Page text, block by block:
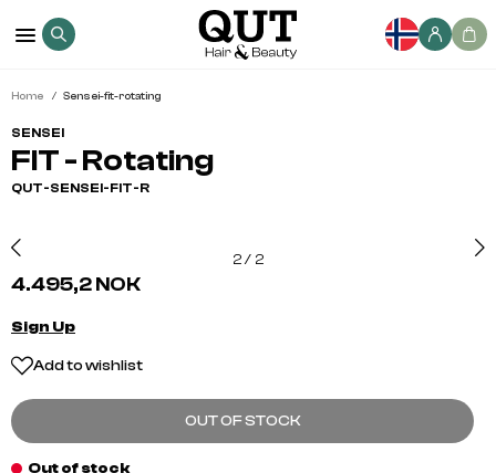
Home Sensei-fit-rotating
SENSEI
FIT - Rotating
QUT-SENSEI-FIT-R
2/ 2
4.495,2 NOK
Sign Up
Add to wishlist
OUT OF STOCK
Out of stock